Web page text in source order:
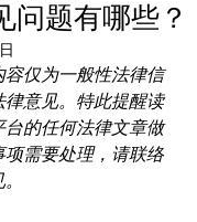
问题有哪些？
仅为一般性法律信
意见。特此提醒读
的任何法律文章做
需要处理，请联络